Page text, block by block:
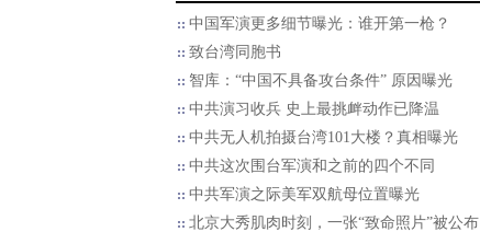
中国军演更多细节曝光：谁开第一枪？
致台湾同胞书
智库：“中国不具备攻台条件” 原因曝光
中共演习收兵 史上最挑衅动作已降温
中共无人机拍摄台湾101大楼？真相曝光
中共这次围台军演和之前的四个不同
中共军演之际美军双航母位置曝光
北京大秀肌肉时刻，一张“致命照片”被公布